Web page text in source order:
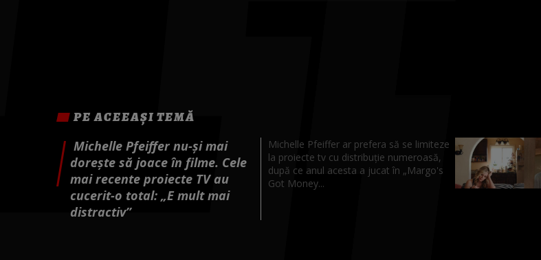
PE ACEEAȘI TEMĂ
Michelle Pfeiffer nu-și mai
dorește să joace în filme. Cele
mai recente proiecte TV au
cucerit-o total: „E mult mai
distractiv”
Michelle Pfeiffer ar prefera să se limiteze
la proiecte tv cu distribuție numeroasă,
după ce anul acesta a jucat în „Margo's
Got Money...